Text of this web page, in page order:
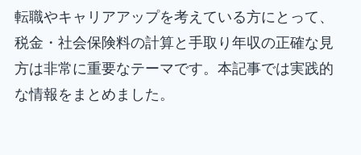
転職やキャリアアップを考えている方にとって、
税金・社会保険料の計算と手取り年収の正確な見
方は非常に重要なテーマです。本記事では実践的
な情報をまとめました。